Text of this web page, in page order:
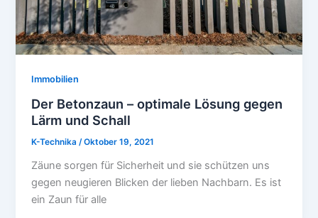
Immobilien
Der Betonzaun – optimale Lösung gegen
Lärm und Schall
K-Technika /Oktober 19, 2021
Zäune sorgen für Sicherheit und sie schützen uns
gegen neugieren Blicken der lieben Nachbarn. Es ist
ein Zaun für alle